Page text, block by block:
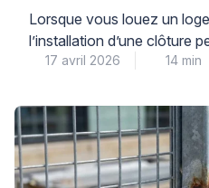
démontables
Lorsque vous louez un
l’installation d’une clôture
pour sécuriser votre
doit être protégé.
impose généralement une
fin de contrat. Les
offrent alors une réponse
17 avril 2026 14 min